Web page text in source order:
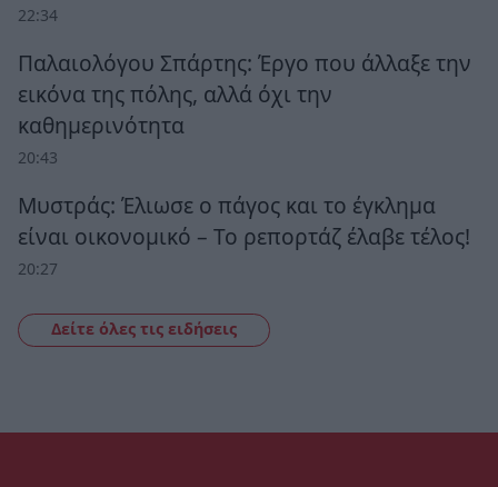
22:34
Παλαιολόγου Σπάρτης: Έργο που άλλαξε την
εικόνα της πόλης, αλλά όχι την
καθημερινότητα
20:43
Μυστράς: Έλιωσε ο πάγος και το έγκλημα
είναι οικονομικό – Το ρεπορτάζ έλαβε τέλος!
20:27
Δείτε όλες τις ειδήσεις